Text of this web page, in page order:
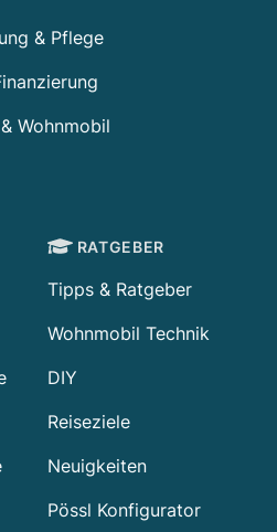
& Pflege
Wohnmobil
RATGEBER
Tipps & Ratgeber
Wohnmobil Technik
DIY
Reiseziele
Neuigkeiten
Pössl Konfigurator